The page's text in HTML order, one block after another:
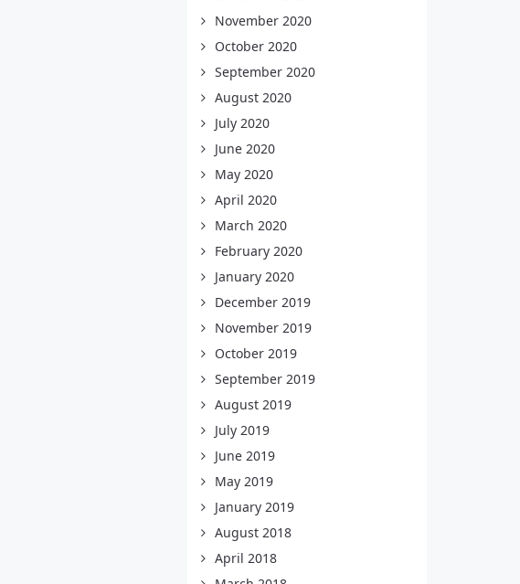
November 2020
October 2020
September 2020
August 2020
July 2020
June 2020
May 2020
April 2020
March 2020
February 2020
January 2020
December 2019
November 2019
October 2019
September 2019
August 2019
July 2019
June 2019
May 2019
January 2019
August 2018
April 2018